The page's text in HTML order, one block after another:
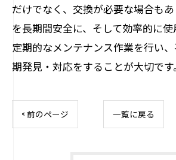
だけでなく、交換が必要な場合も
を長期間安全に、そして効率的に使
定期的なメンテナンス作業を行い
期発見・対応をすることが大切です。
< 前のページ 一覧に戻る